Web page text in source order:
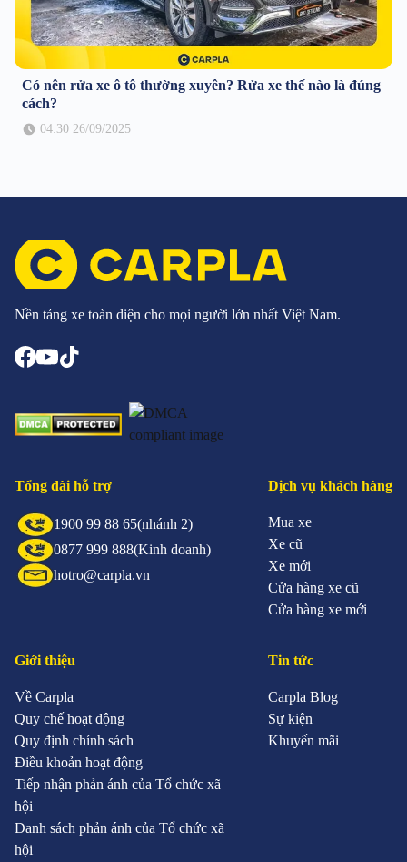
Có nên rửa xe ô tô thường xuyên? Rửa xe thế nào là đúng
cách?
04:30 26/09/2025
Nền tảng xe toàn diện cho mọi người lớn nhất Việt Nam.
Tổng đài hỗ trợ
1900 99 88 65(nhánh 2)
0877 999 888(Kinh doanh)
hotro@carpla.vn
Dịch vụ khách hàng
Mua xe
Xe cũ
Xe mới
Cửa hàng xe cũ
Cửa hàng xe mới
Giới thiệu
Về Carpla
Quy chế hoạt động
Quy định chính sách
Điều khoản hoạt động
Tiếp nhận phản ánh của Tổ chức xã
hội
Danh sách phản ánh của Tổ chức xã
hội
Tin tức
Carpla Blog
Sự kiện
Khuyến mãi